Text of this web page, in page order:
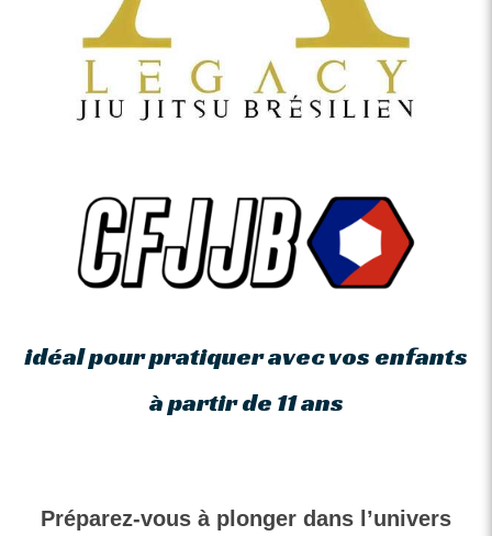
idéal pour pratiquer avec vos enfants
à partir de 11 ans
Préparez-vous à plonger dans l’univers